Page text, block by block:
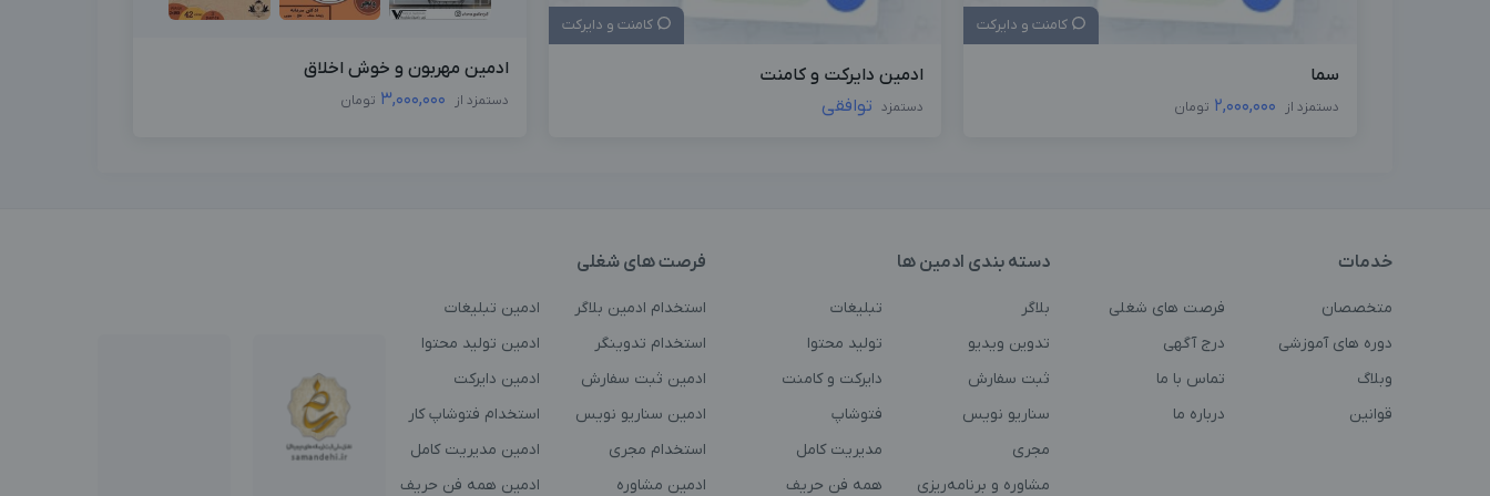
کامنت و دایرکت
سما
دستمزد از 2,000,000 تومان
کامنت و دایرکت
ادمین دایرکت و کامنت
دستمزد توافقی
ادمین مهربون و خوش اخلاق
دستمزد از 3,000,000 تومان
خدمات
متخصصان
فرصت های شغلی
دوره های آموزشی
درج آگهی
وبلاگ
تماس با ما
قوانین
درباره ما
دسته بندی ادمین ها
بلاگر
تبلیغات
تدوین ویدیو
تولید محتوا
ثبت سفارش
دایرکت و کامنت
سناریو نویس
فتوشاپ
مجری
مدیریت کامل
مشاوره و برنامه‌ریزی
همه فن حریف
فرصت های شغلی
استخدام ادمین بلاگر
ادمین تبلیغات
استخدام تدوینگر
ادمین تولید محتوا
ادمین ثبت سفارش
ادمین دایرکت
ادمین سناریو نویس
استخدام فتوشاپ کار
استخدام مجری
ادمین مدیریت کامل
ادمین مشاوره
ادمین همه فن حریف